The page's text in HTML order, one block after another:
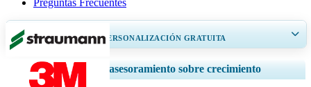
Preguntas Frecuentes
OBTENGA UN 20% DE PERSONALIZACIÓN GRATUITA
Ampliar la cobertura regional y por país, Análisis de segmentos, Perfiles
de empresas, Benchmarking competitivo, e información sobre el usuario
Servicios de asesoramiento sobre crecimiento